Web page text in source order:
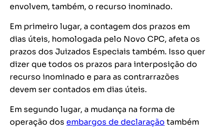
envolvem, também, o recurso inominado.
Em primeiro lugar, a contagem dos prazos em
dias úteis, homologada pelo Novo CPC, afeta os
prazos dos Juizados Especiais também. Isso quer
dizer que todos os prazos para interposição do
recurso inominado e para as contrarrazões
devem ser contados em dias úteis.
Em segundo lugar, a mudança na forma de
operação dos embargos de declaração também